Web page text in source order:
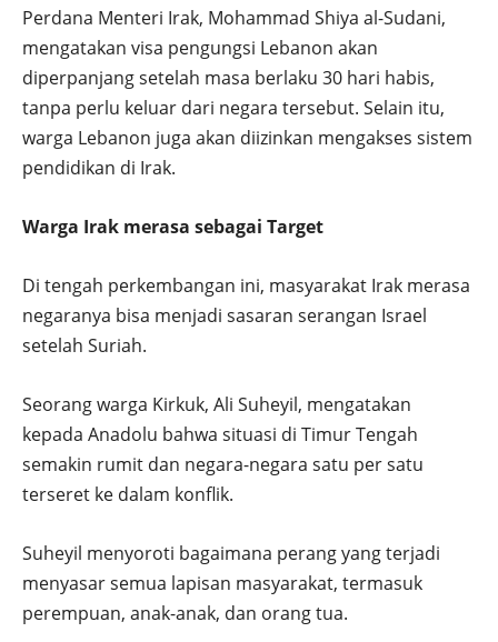
Perdana Menteri Irak, Mohammad Shiya al-Sudani,
mengatakan visa pengungsi Lebanon akan
diperpanjang setelah masa berlaku 30 hari habis,
tanpa perlu keluar dari negara tersebut. Selain itu,
warga Lebanon juga akan diizinkan mengakses sistem
pendidikan di Irak.
Warga Irak merasa sebagai Target
Di tengah perkembangan ini, masyarakat Irak merasa
negaranya bisa menjadi sasaran serangan Israel
setelah Suriah.
Seorang warga Kirkuk, Ali Suheyil, mengatakan
kepada Anadolu bahwa situasi di Timur Tengah
semakin rumit dan negara-negara satu per satu
terseret ke dalam konflik.
Suheyil menyoroti bagaimana perang yang terjadi
menyasar semua lapisan masyarakat, termasuk
perempuan, anak-anak, dan orang tua.